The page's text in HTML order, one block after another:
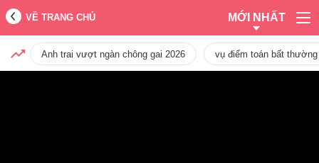
VỀ TRANG CHỦ MỚI NHẤT
Anh trai vượt ngàn chông gai 2026 vụ điểm toán bất